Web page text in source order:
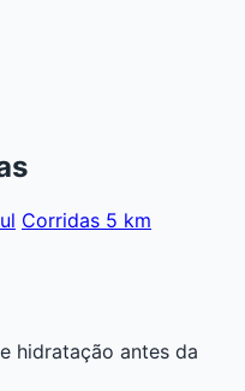
Corridas 5 km
hidratação antes da